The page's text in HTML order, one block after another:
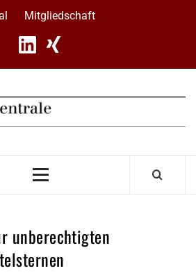
Mitgliedschaft
Primary
unberechtigten